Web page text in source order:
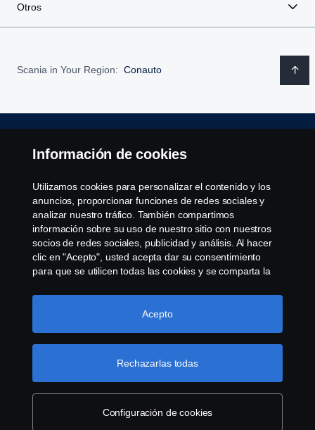
Otros
Scania in Your Region: Conauto
Aviso Legal
Declaración de Privacidad
Política de cookies
Cookie settings
© Copyright Scania 2022 All rights reserved. Scania
CV AB (publ), SE-151 87 Södertälje, Sweden, Tel:
+46-8-55 38 10 00, Fax: +46-8-55 38 10 37.
Información de cookies
Utilizamos cookies para personalizar el contenido y los
anuncios, proporcionar funciones de redes sociales y
analizar nuestro tráfico. También compartimos
información sobre su uso de nuestro sitio con nuestros
socios de redes sociales, publicidad y análisis. Al hacer
clic en "Acepto", usted acepta dar su consentimiento
para que se utilicen todas las cookies y se comparta la
haciendo clic en "Configuración de cookies" y
seleccionando las categorías que desea aceptar. Para
Más información sobre su privacidad
Configuración de cookies
Rechazarlas todas
Acepto